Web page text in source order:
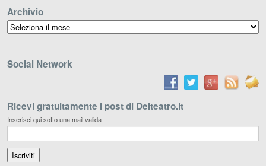
Archivio
Archivio
Social Network
Ricevi gratuitamente i post di Delteatro.it
Inserisci qui sotto una mail valida